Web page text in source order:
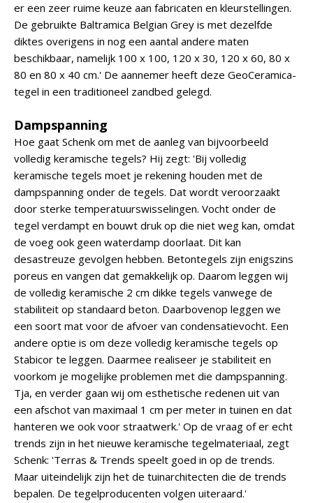
er een zeer ruime keuze aan fabricaten en kleurstellingen.
De gebruikte Baltramica Belgian Grey is met dezelfde
diktes overigens in nog een aantal andere maten
beschikbaar, namelijk 100 x 100, 120 x 30, 120 x 60, 80 x
80 en 80 x 40 cm.' De aannemer heeft deze GeoCeramica-
tegel in een traditioneel zandbed gelegd.
Dampspanning
Hoe gaat Schenk om met de aanleg van bijvoorbeeld
volledig keramische tegels? Hij zegt: 'Bij volledig
keramische tegels moet je rekening houden met de
dampspanning onder de tegels. Dat wordt veroorzaakt
door sterke temperatuurswisselingen. Vocht onder de
tegel verdampt en bouwt druk op die niet weg kan, omdat
de voeg ook geen waterdamp doorlaat. Dit kan
desastreuze gevolgen hebben. Betontegels zijn enigszins
poreus en vangen dat gemakkelijk op. Daarom leggen wij
de volledig keramische 2 cm dikke tegels vanwege de
stabiliteit op standaard beton. Daarbovenop leggen we
een soort mat voor de afvoer van condensatievocht. Een
andere optie is om deze volledig keramische tegels op
Stabicor te leggen. Daarmee realiseer je stabiliteit en
voorkom je mogelijke problemen met die dampspanning.
Tja, en verder gaan wij om esthetische redenen uit van
een afschot van maximaal 1 cm per meter in tuinen en dat
hanteren we ook voor straatwerk.' Op de vraag of er echt
trends zijn in het nieuwe keramische tegelmateriaal, zegt
Schenk: 'Terras & Trends speelt goed in op de trends.
Maar uiteindelijk zijn het de tuinarchitecten die de trends
bepalen. De tegelproducenten volgen uiteraard.'